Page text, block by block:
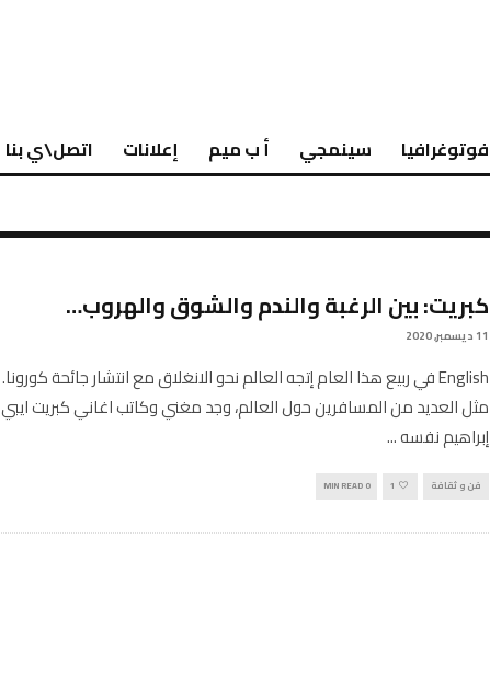
فوتوغرافيا سينمجي أ ب ميم إعلانات اتصل\ي بنا
كبريت: بين الرغبة والندم والشوق والهروب…
11 ديسمبر, 2020
English في ربيع هذا العام إتجه العالم نحو الانغلاق مع انتشار جائحة كورونا.
مثل العديد من المسافرين حول العالم، وجد مغني وكاتب اغاني كبريت ايبي
إبراهيم نفسه...
فن و ثقافة 1
0 MIN READ